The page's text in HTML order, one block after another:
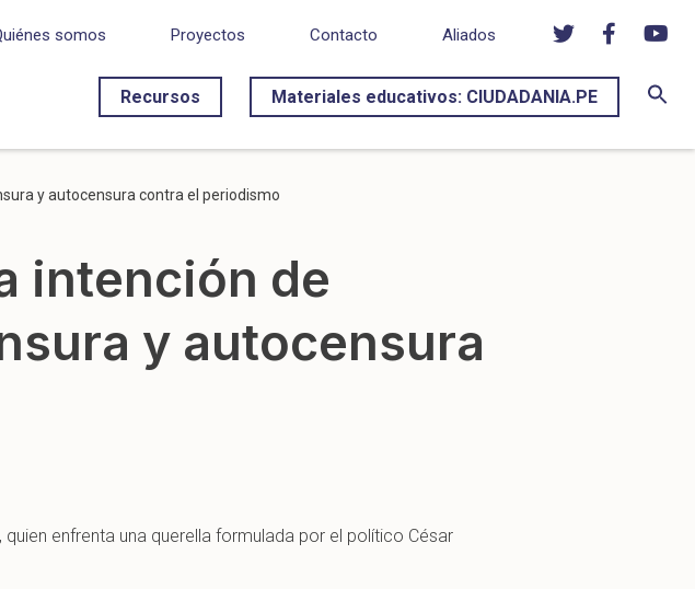
somos Proyectos Contacto Aliados
Recursos Materiales educativos: CIUDADANIA.PE
y autocensura contra el periodismo
intención de
y autocensura
enfrenta una querella formulada por el político César